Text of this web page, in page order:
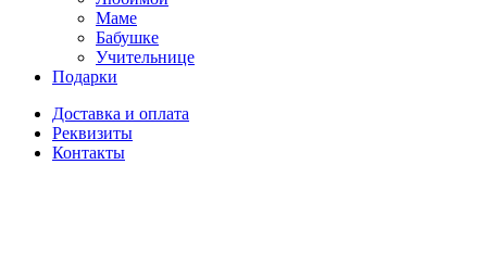
Маме
Бабушке
Учительнице
Подарки
Доставка и оплата
Реквизиты
Контакты